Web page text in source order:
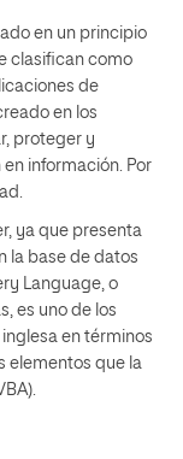
en un principio
clasifican como
de
en los
proteger y
información. Por
ya que presenta
la base de datos
Language, o
es uno de los
en términos
elementos que la